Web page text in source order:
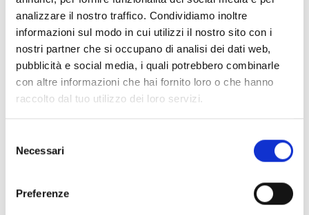
analizzare il nostro traffico. Condividiamo inoltre
informazioni sul modo in cui utilizzi il nostro sito con i
nostri partner che si occupano di analisi dei dati web,
pubblicità e social media, i quali potrebbero combinarle
con altre informazioni che hai fornito loro o che hanno
raccolto dal tuo utilizzo dei loro servizi.
Necessari
Preferenze